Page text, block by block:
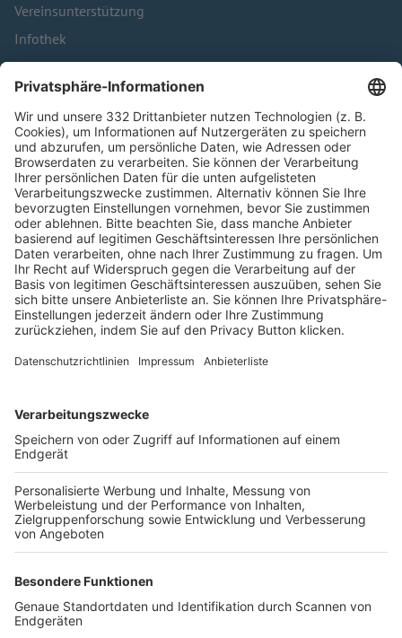
Vereinsunterstützung
Infothek
Kontakt
HÄUFIG BESUCHTE SEITEN
Pässe und Vereinswechsel
Trainerausbildung
Schulungsangebot Vereinsmitarbeiter
BFV-Geschäftsstellen
Trainerbörse
Login SpielPlus
FOLGE DEM BFV
TOP-VEREINE
TOP-PARTNER